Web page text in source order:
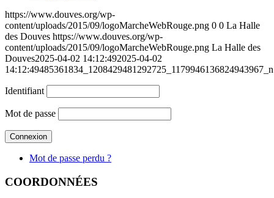
https://www.douves.org/wp-
content/uploads/2015/09/logoMarcheWebRouge.png 0 0 La Halle
des Douves https://www.douves.org/wp-
content/uploads/2015/09/logoMarcheWebRouge.png La Halle des
Douves2025-04-02 14:12:492025-04-02
14:12:49485361834_1208429481292725_1179946136824943967_n
Identifiant
Mot de passe
Mot de passe perdu ?
COORDONNÉES